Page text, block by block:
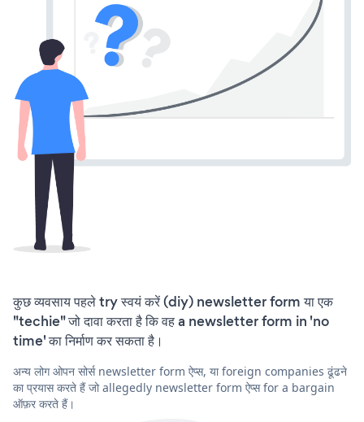
कुछ व्यवसाय पहले try स्वयं करें (diy) newsletter form या एक
"techie" जो दावा करता है कि वह a newsletter form in 'no
time' का निर्माण कर सकता है।
अन्य लोग ओपन सोर्स newsletter form ऐप्स, या foreign companies ढूंढने
का प्रयास करते हैं जो allegedly newsletter form ऐप्स for a bargain
ऑफ़र करते हैं।